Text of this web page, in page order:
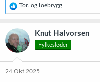
R
e
a
k
s
j
o
e
Tor. og loebrygg
Knut Halvorsen
Fylkesleder
24 Okt 2025